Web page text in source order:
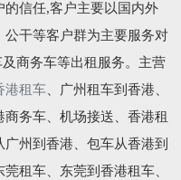
的信任,客户主要以国内外
干等客户群为主要服务对
商务车等出租服务。主营
港租车、广州租车到香港、
务车、机场接送、香港租
州到香港、包车从香港到
租车、东莞到香港租车、